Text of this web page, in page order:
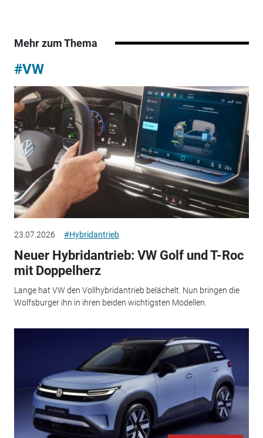
Mehr zum Thema
#VW
23.07.2026 #Hybridantrieb
Neuer Hybridantrieb: VW Golf und T-Roc
mit Doppelherz
Lange hat VW den Vollhybridantrieb belächelt. Nun bringen die
Wolfsburger ihn in ihren beiden wichtigsten Modellen.